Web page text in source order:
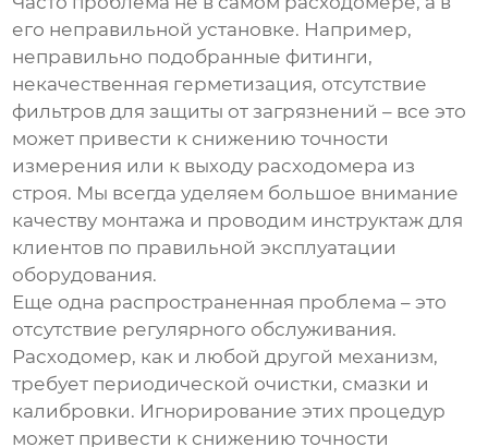
его неправильной установке. Например,
неправильно подобранные фитинги,
некачественная герметизация, отсутствие
фильтров для защиты от загрязнений – все это
может привести к снижению точности
измерения или к выходу расходомера из
строя. Мы всегда уделяем большое внимание
качеству монтажа и проводим инструктаж для
клиентов по правильной эксплуатации
оборудования.
Еще одна распространенная проблема – это
отсутствие регулярного обслуживания.
Расходомер, как и любой другой механизм,
требует периодической очистки, смазки и
калибровки. Игнорирование этих процедур
может привести к снижению точности